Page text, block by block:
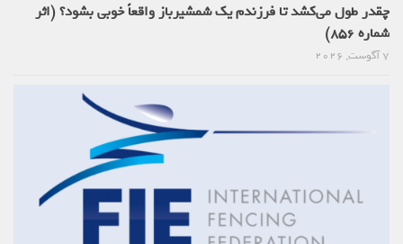
چقدر طول می‌کشد تا فرزندم یک شمشیرباز واقعاً خوبی بشود؟ (اثر
شماره 856)